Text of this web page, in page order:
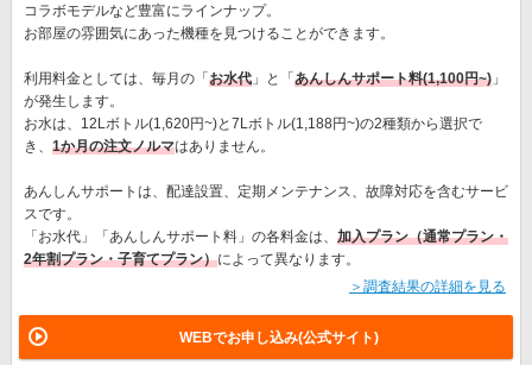
コラボモデルなど豊富にラインナップ。
お部屋の雰囲気にあった機種を見つけることができます。
利用料金としては、毎月の「お水代」と「あんしんサポート料(1,100円~)」
が発生します。
お水は、12Lボトル(1,620円~)と7Lボトル(1,188円~)の2種類から選択で
き、 1か月の注文ノルマはありません。
あんしんサポートは、配達設置、定期メンテナンス、故障対応を含むサービ
スです。
「お水代」「あんしんサポート料」の各料金は、 加入プラン（通常プラン・
2年割プラン・子育てプラン）によって異なります。
＞調査結果の詳細を見る
WEBでお申し込み(公式サイト)